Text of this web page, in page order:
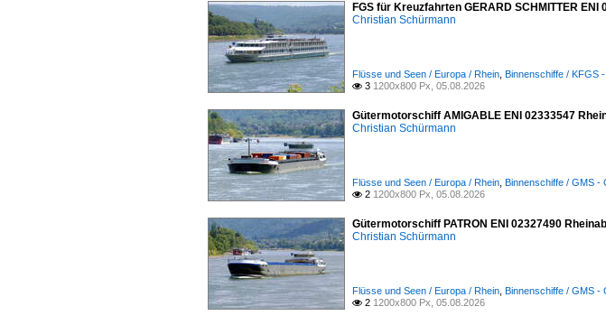
FGS für Kreuzfahrten GERARD SCHMITTER
Christian Schürmann
Flüsse und Seen / Europa / Rhein Binnenschiffe / KFGS
 3 1200x800 Px, 05.08.2026
Gütermotorschiff AMIGABLE ENI 02333547
Christian Schürmann
Flüsse und Seen / Europa / Rhein Binnenschiffe / GMS -
 2 1200x800 Px, 05.08.2026
Gütermotorschiff PATRON ENI 02327490
Christian Schürmann
Flüsse und Seen / Europa / Rhein Binnenschiffe / GMS -
 2 1200x800 Px, 05.08.2026